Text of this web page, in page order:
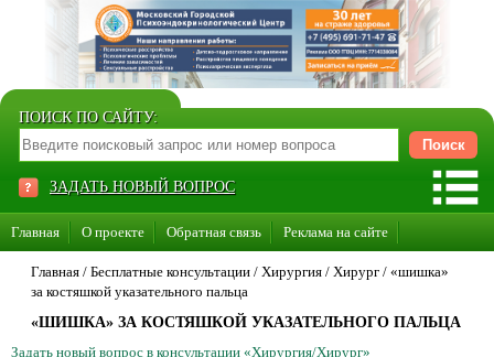
ПОИСК ПО САЙТУ:
ЗАДАТЬ НОВЫЙ ВОПРОС
Главная О проекте Обратная связь Реклама на сайте
Стать консультантом нашего сайта
Суперакция «Каждому врачу свой сайт»
Главная / Бесплатные консультации / Хирургия / Хирург / «шишка»
за костяшкой указательного пальца
«ШИШКА» ЗА КОСТЯШКОЙ УКАЗАТЕЛЬНОГО ПАЛЬЦА
Задать новый вопрос в консультации «Хирургия/Хирург»